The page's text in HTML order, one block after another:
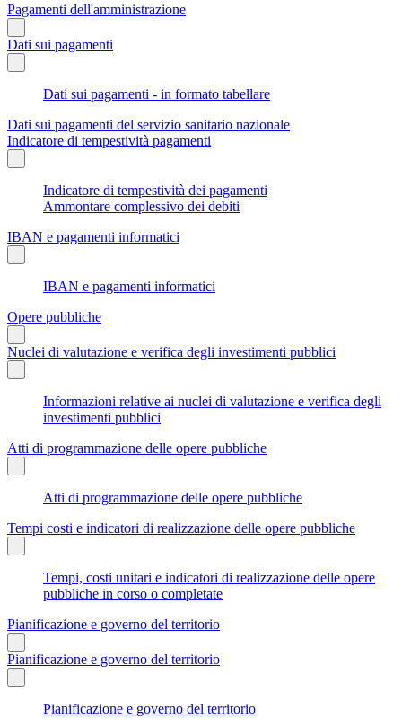
Pagamenti dell'amministrazione
Dati sui pagamenti
Dati sui pagamenti - in formato tabellare
Dati sui pagamenti del servizio sanitario nazionale
Indicatore di tempestività pagamenti
Indicatore di tempestività dei pagamenti
Ammontare complessivo dei debiti
IBAN e pagamenti informatici
IBAN e pagamenti informatici
Opere pubbliche
Nuclei di valutazione e verifica degli investimenti pubblici
Informazioni relative ai nuclei di valutazione e verifica degli
investimenti pubblici
Atti di programmazione delle opere pubbliche
Atti di programmazione delle opere pubbliche
Tempi costi e indicatori di realizzazione delle opere pubbliche
Tempi, costi unitari e indicatori di realizzazione delle opere
pubbliche in corso o completate
Pianificazione e governo del territorio
Pianificazione e governo del territorio
Pianificazione e governo del territorio